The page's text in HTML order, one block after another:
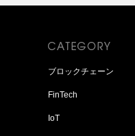
ブロックチェーン
FinTech
IoT